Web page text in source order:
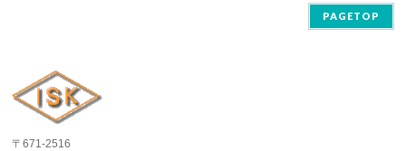
PAGETOP
〒671-2516